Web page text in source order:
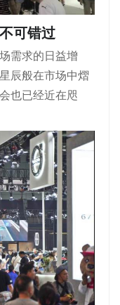
可错过
需求的日益增
辰般在市场中熠
也已经近在咫